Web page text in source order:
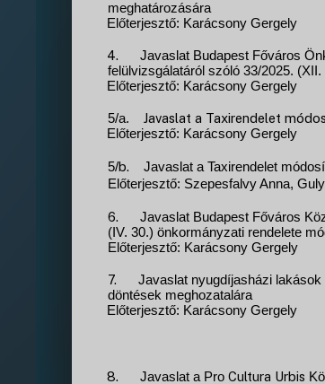
meghatározására
Előterjesztő: Karácsony Gergely
4.
Javaslat Budapest Főváros
felülvizsgálatáról szóló 33/2025.
Előterjesztő: Karácsony Gergely
5/a. Javaslat a Taxirendelet
Előterjesztő: Karácsony Gergely
5/b.
Javaslat a Taxirendelet
Előterjesztő: Szepesfalvy Anna,
6.
Javaslat Budapest Főváros
(IV. 30.) önkormányzati rendelete
Előterjesztő: Karácsony Gergely
7.
Javaslat nyugdíjasházi
döntések meghozatalára
Előterjesztő: Karácsony Gergely
8. Javaslat a ProCultura Urbis